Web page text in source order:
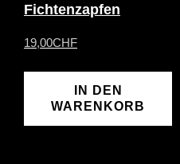
Fichtenzapfen
19,00CHF
IN DEN
WARENKORB